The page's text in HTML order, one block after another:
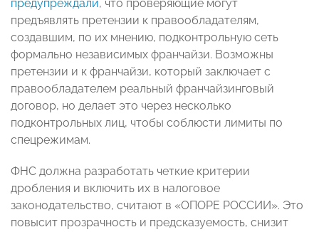
предупреждали, что проверяющие могут
предъявлять претензии к правообладателям,
создавшим, по их мнению, подконтрольную сеть
формально независимых франчайзи. Возможны
претензии и к франчайзи, который заключает с
правообладателем реальный франчайзинговый
договор, но делает это через несколько
подконтрольных лиц, чтобы соблюсти лимиты по
спецрежимам.
ФНС должна разработать четкие критерии
дробления и включить их в налоговое
законодательство, считают в «ОПОРЕ РОССИИ». Это
повысит прозрачность и предсказуемость, снизит